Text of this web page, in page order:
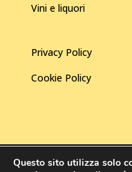
Vini e liquori
Privacy Policy
Cookie Policy
Questo sito utilizza solo